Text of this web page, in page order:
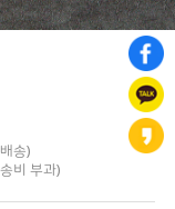
송)
비 부과)